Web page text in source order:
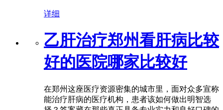
详细
乙肝治疗郑州看肝病比较
好的医院哪家比较好
在郑州这座医疗资源密集的城市里，面对众多宣称
能治疗肝病的医疗机构，患者该如何做出明智选